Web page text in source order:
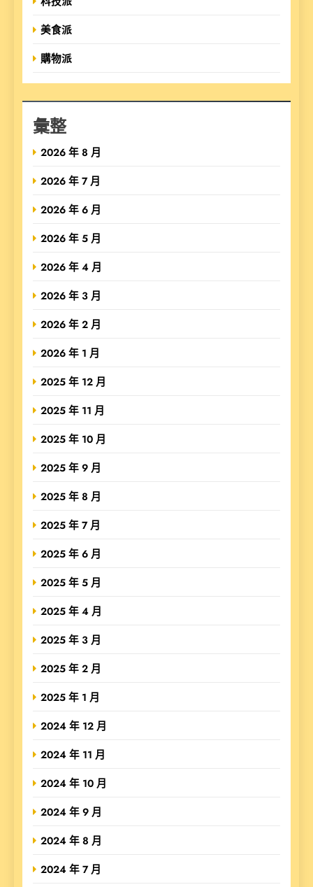
美食派
購物派
彙整
2026 年 8 月
2026 年 7 月
2026 年 6 月
2026 年 5 月
2026 年 4 月
2026 年 3 月
2026 年 2 月
2026 年 1 月
2025 年 12 月
2025 年 11 月
2025 年 10 月
2025 年 9 月
2025 年 8 月
2025 年 7 月
2025 年 6 月
2025 年 5 月
2025 年 4 月
2025 年 3 月
2025 年 2 月
2025 年 1 月
2024 年 12 月
2024 年 11 月
2024 年 10 月
2024 年 9 月
2024 年 8 月
2024 年 7 月